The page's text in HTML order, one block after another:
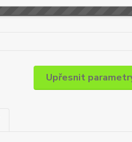
Upřesnit